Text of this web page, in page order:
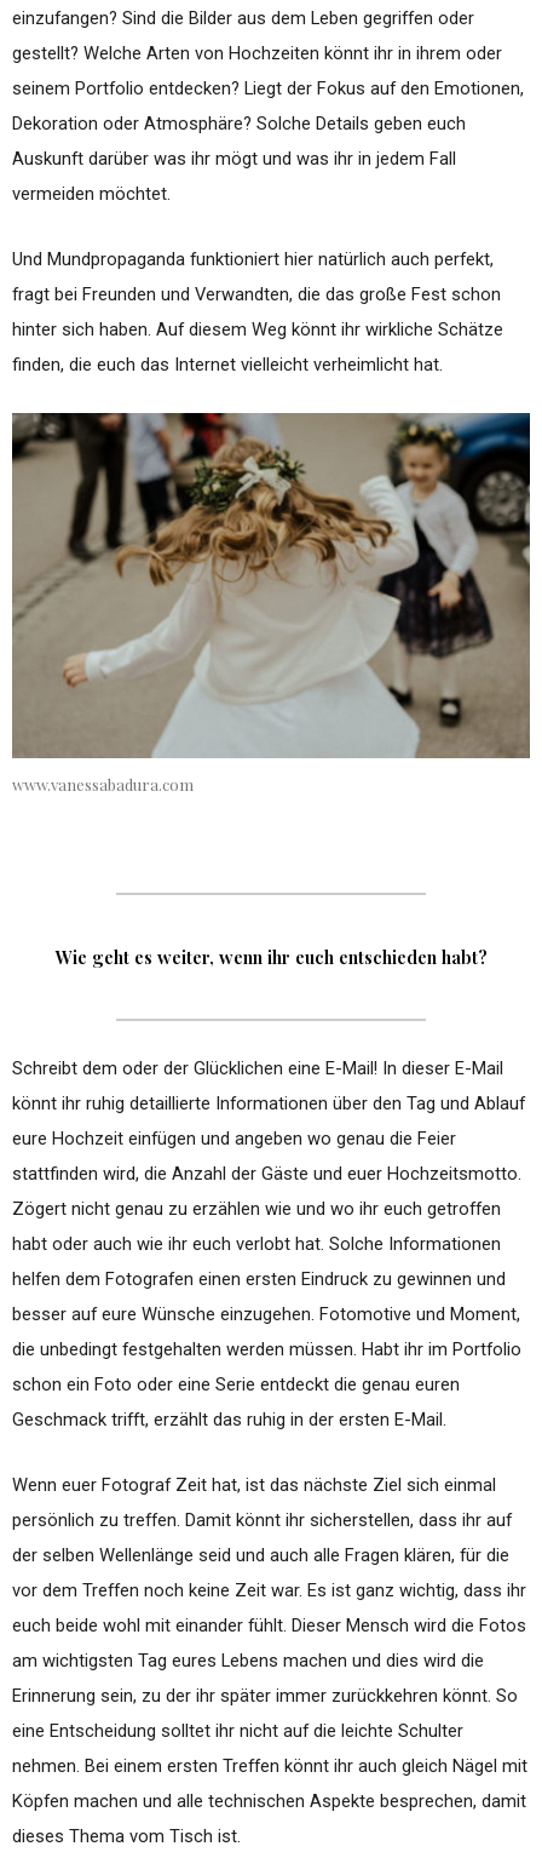
einzufangen? Sind die Bilder aus dem Leben gegriffen oder
gestellt? Welche Arten von Hochzeiten könnt ihr in ihrem oder
seinem Portfolio entdecken? Liegt der Fokus auf den Emotionen,
Dekoration oder Atmosphäre? Solche Details geben euch
Auskunft darüber was ihr mögt und was ihr in jedem Fall
vermeiden möchtet.
Und Mundpropaganda funktioniert hier natürlich auch perfekt,
fragt bei Freunden und Verwandten, die das große Fest schon
hinter sich haben. Auf diesem Weg könnt ihr wirkliche Schätze
finden, die euch das Internet vielleicht verheimlicht hat.
www.vanessabadura.com
Wie geht es weiter, wenn ihr euch entschieden habt?
Schreibt dem oder der Glücklichen eine E-Mail! In dieser E-Mail
könnt ihr ruhig detaillierte Informationen über den Tag und Ablauf
eure Hochzeit einfügen und angeben wo genau die Feier
stattfinden wird, die Anzahl der Gäste und euer Hochzeitsmotto.
Zögert nicht genau zu erzählen wie und wo ihr euch getroffen
habt oder auch wie ihr euch verlobt hat. Solche Informationen
helfen dem Fotografen einen ersten Eindruck zu gewinnen und
besser auf eure Wünsche einzugehen. Fotomotive und Moment,
die unbedingt festgehalten werden müssen. Habt ihr im Portfolio
schon ein Foto oder eine Serie entdeckt die genau euren
Geschmack trifft, erzählt das ruhig in der ersten E-Mail.
Wenn euer Fotograf Zeit hat, ist das nächste Ziel sich einmal
persönlich zu treffen. Damit könnt ihr sicherstellen, dass ihr auf
der selben Wellenlänge seid und auch alle Fragen klären, für die
vor dem Treffen noch keine Zeit war. Es ist ganz wichtig, dass ihr
euch beide wohl mit einander fühlt. Dieser Mensch wird die Fotos
am wichtigsten Tag eures Lebens machen und dies wird die
Erinnerung sein, zu der ihr später immer zurückkehren könnt. So
eine Entscheidung solltet ihr nicht auf die leichte Schulter
nehmen. Bei einem ersten Treffen könnt ihr auch gleich Nägel mit
Köpfen machen und alle technischen Aspekte besprechen, damit
dieses Thema vom Tisch ist.